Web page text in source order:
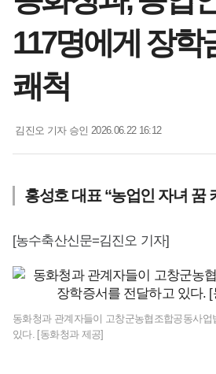
117명에게 장학
쾌척
김진오 기자승인 2026.06.22 16:12
홍성호 대표 “농업인 자녀 꿈
[농수축산신문=김진오 기자]
동화청과 관계자들이 고창군농협조합공동사
있다. [동화청과 제공]